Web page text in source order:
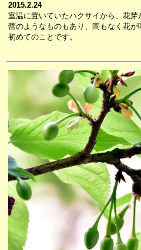
2015.2.24
室温に置いていたハクサイから、花芽
蕾のようなものもあり、間もなく花が
初めてのことです。